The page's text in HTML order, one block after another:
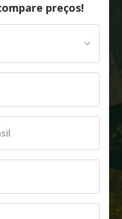
preços!